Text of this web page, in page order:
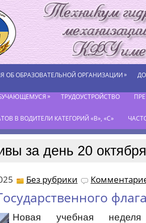
ОБ ОБРАЗОВАТЕЛЬНОЙ ОРГАНИЗАЦИИ»
» ТРУДОУСТРОЙСТВО
В ВОДИТЕЛИ КАТЕГОРИЙ «В», «С»
за день 20
Без рубрики
Новая учебная